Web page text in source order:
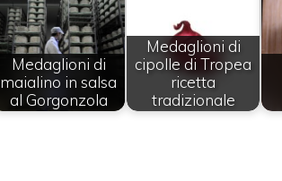
Medaglioni di
maialino in salsa
al Gorgonzola
Medaglioni di
cipolle di Tropea
ricetta
tradizionale